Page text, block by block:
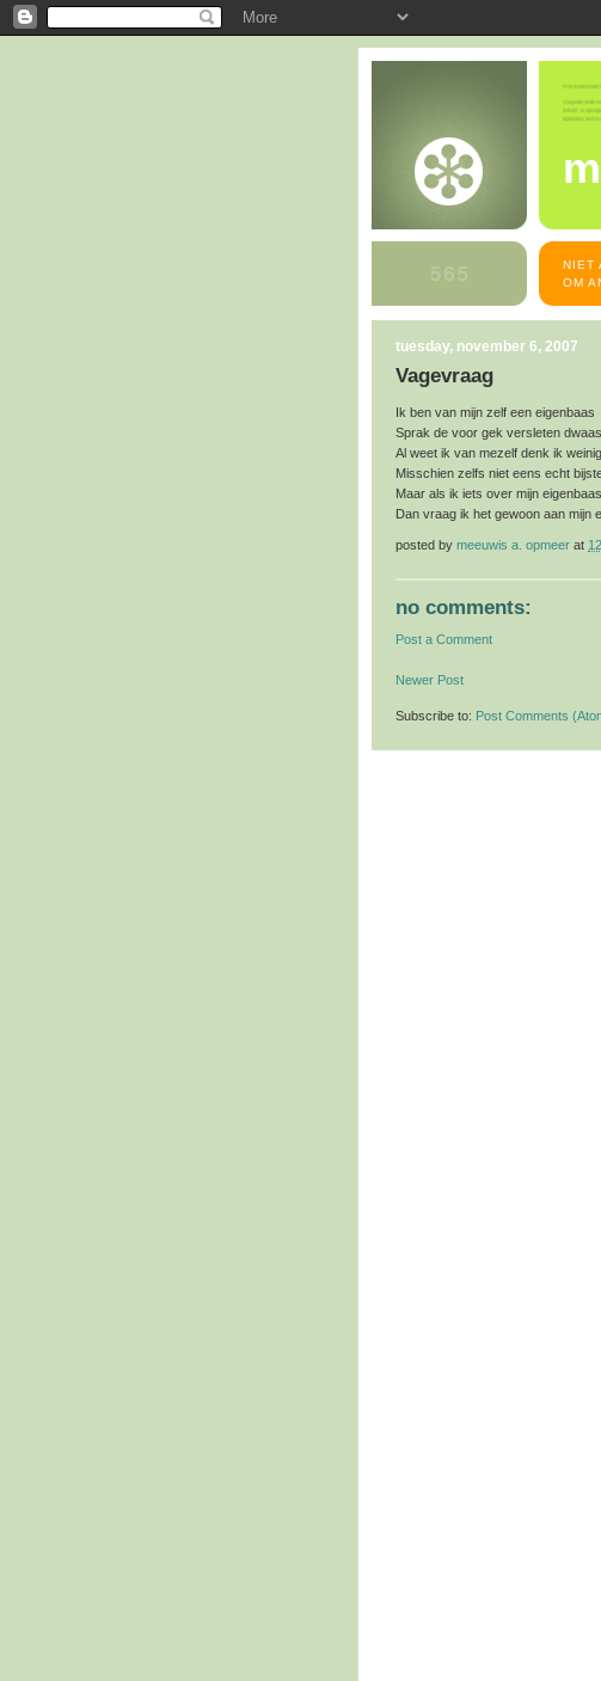
NIET
OM
tuesday, november 6, 2007
Vagevraag
k ben van mijn zelf een eigenbaas
Sprak de voor gek versleten dwaas
Al weet ik van mezelf denk ik weinig
Misschien zelfs niet eens echt
Maar als ik iets over mijn
Dan vraag ik het gewoon aan mijn
posted by meeuwis a. opmeer at
no comments:
Post a Comment
Newer Post
Subscribe to: Post Comments